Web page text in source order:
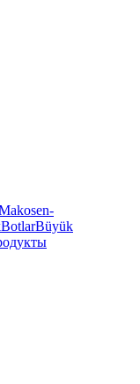
BotlarBüyük